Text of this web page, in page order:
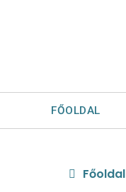
FŐOLDAL
Főoldal